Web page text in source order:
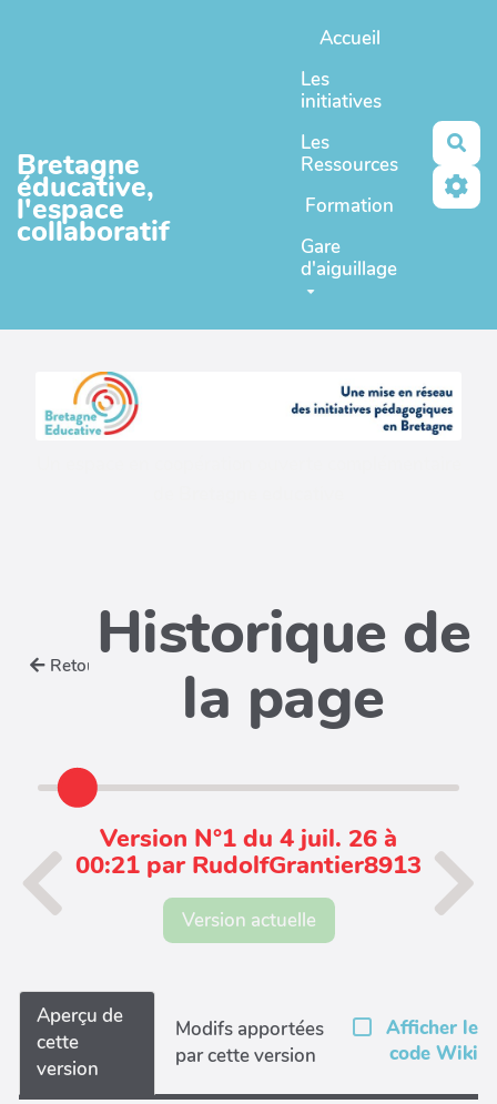
Bretagne
éducative,
l'espace
collaboratif
Accueil
Les
initiatives
Les
Ressources
Formation
Gare
d'aiguillage
Retour Historique de
la page
Version N°1 du 4 juil. 26 à
00:21 par RudolfGrantier8913
Version actuelle
Aperçu de
cette
version
Modifs apportées
par cette version
Afficher le
code Wiki